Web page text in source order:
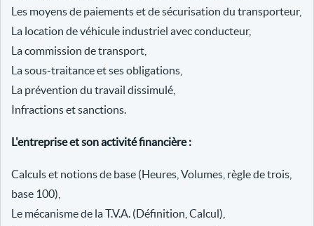
Les moyens de paiements et de sécurisation du transporteur,
La location de véhicule industriel avec conducteur,
La commission de transport,
La sous-traitance et ses obligations,
La prévention du travail dissimulé,
Infractions et sanctions.
L'entreprise et son activité financière :
Calculs et notions de base (Heures, Volumes, règle de trois,
base 100),
Le mécanisme de la T.V.A. (Définition, Calcul),